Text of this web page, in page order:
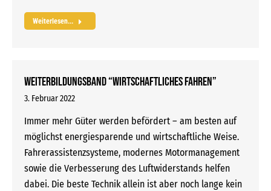
Weiterlesen...
Weiterbildungsband “Wirtschaftliches Fahren”
3. Februar 2022
Immer mehr Güter werden befördert – am besten auf
möglichst energiesparende und wirtschaftliche Weise.
Fahrerassistenzsysteme, modernes Motormanagement
sowie die Verbesserung des Luft­widerstands helfen
dabei. Die beste Technik allein ist aber noch lange kein